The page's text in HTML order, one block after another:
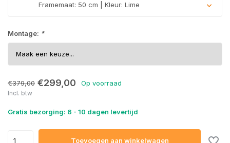
Framemaat: 50 cm | Kleur: Lime
Montage: *
€379,00 €299,00 Op voorraad
Incl. btw
Gratis bezorging: 6 - 10 dagen levertijd
Toevoegen aan winkelwagen